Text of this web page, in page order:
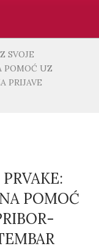
SVOJE
POMOĆ UZ
PRIJAVE
POMOĆ